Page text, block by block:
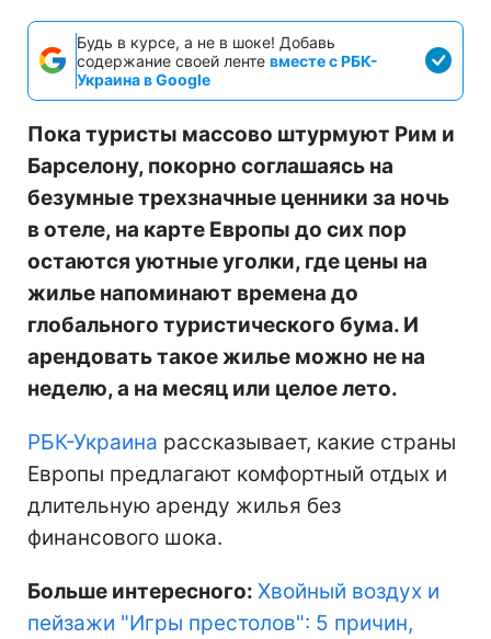
Будь в курсе, а не в шоке! Добавь
содержание своей ленте вместе с РБК-
Украина в Google
Пока туристы массово штурмуют Рим и
Барселону, покорно соглашаясь на
безумные трехзначные ценники за ночь
в отеле, на карте Европы до сих пор
остаются уютные уголки, где цены на
жилье напоминают времена до
глобального туристического бума. И
арендовать такое жилье можно не на
неделю, а на месяц или целое лето.
РБК-Украина рассказывает, какие страны
Европы предлагают комфортный отдых и
длительную аренду жилья без
финансового шока.
Больше интересного: Хвойный воздух и
пейзажи "Игры престолов": 5 причин,